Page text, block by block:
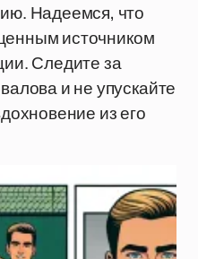
Надеемся, что
источником
Следите за
и не упускайте
из его